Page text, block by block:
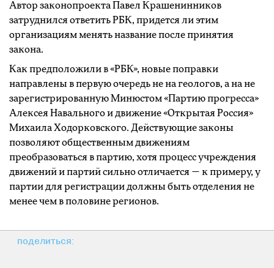
Автор законопроекта Павел Крашенинников
затруднился ответить РБК, придется ли этим
организациям менять название после принятия
закона.
Как предположили в «РБК», новые поправки
направлены в первую очередь не на геологов, а на не
зарегистрированную Минюстом «Партию прогресса»
Алексея Навального и движение «Открытая Россия»
Михаила Ходорковского. Действующие законы
позволяют общественным движениям
преобразоваться в партию, хотя процесс учреждения
движений и партий сильно отличается — к примеру, у
партии для регистрации должны быть отделения не
менее чем в половине регионов.
поделиться: